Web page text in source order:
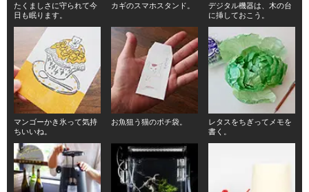
たくましさに守られて今
日も眠ります。
カギのスマホスタンド。
デジタル機器は、木の台
に挿しておこう。
マンゴーかき氷って気持
ちいいね。
お魚狙う猫のポチ袋。
レタスをちぎってメモを
書く。